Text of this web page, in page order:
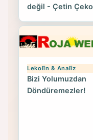
değil - Çetin Çeko
Lekolîn & Analîz
Bizi Yolumuzdan
Döndüremezler!